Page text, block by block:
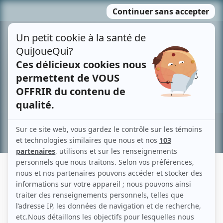
MENU
contenu
Recherche avancée »
FILMS A2
Liens
Fiche de Films A2 sur Showbizz.net